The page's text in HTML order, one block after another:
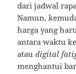
dari jadwal
Namun,
harga yang
antara waktu
ataudigital
menghantui